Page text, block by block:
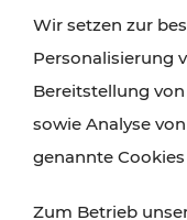
AKTUELLES
Wien,
Wanderungen,
Wir setzen zur
Personalisierung
Bereitstellung
sowie Analyse
genannte Cookies
Zum Betrieb